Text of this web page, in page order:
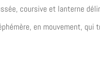
coursive et lanterne
en mouvement,